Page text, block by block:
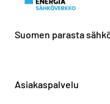
Suomen parasta
Asiakaspalvelu